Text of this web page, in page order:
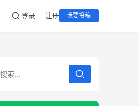
登录 注册 我要投稿